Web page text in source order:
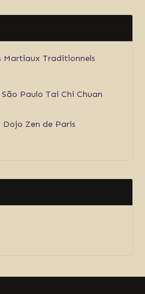
Martiaux Traditionnels
São Paulo Tai Chi Chuan
Dojo Zen de Paris